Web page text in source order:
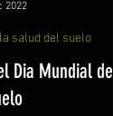
Dia Mundial del
salud del suelo
2022